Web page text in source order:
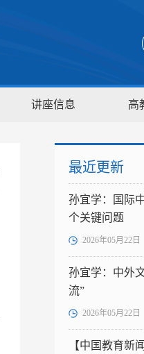
讲座信息 高
最近更新
孙宜学：国际
个关键问题
2026年05月22日
孙宜学：中外
流”
2026年05月22日
【中国教育新